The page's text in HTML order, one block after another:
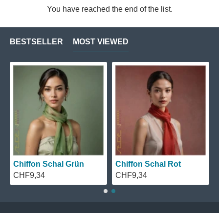
You have reached the end of the list.
BESTSELLER MOST VIEWED
Chiffon Schal Grün
CHF9,34
Chiffon Schal Rot
CHF9,34